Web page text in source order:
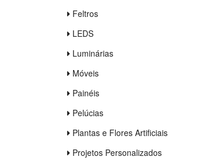
Feltros
LEDS
Luminárias
Móveis
Painéis
Pelúcias
Plantas e Flores Artificiais
Projetos Personalizados